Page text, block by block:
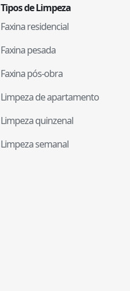
Tipos de Limpeza
Faxina residencial
Faxina pesada
Faxina pós-obra
Limpeza de apartamento
Limpeza quinzenal
Limpeza semanal